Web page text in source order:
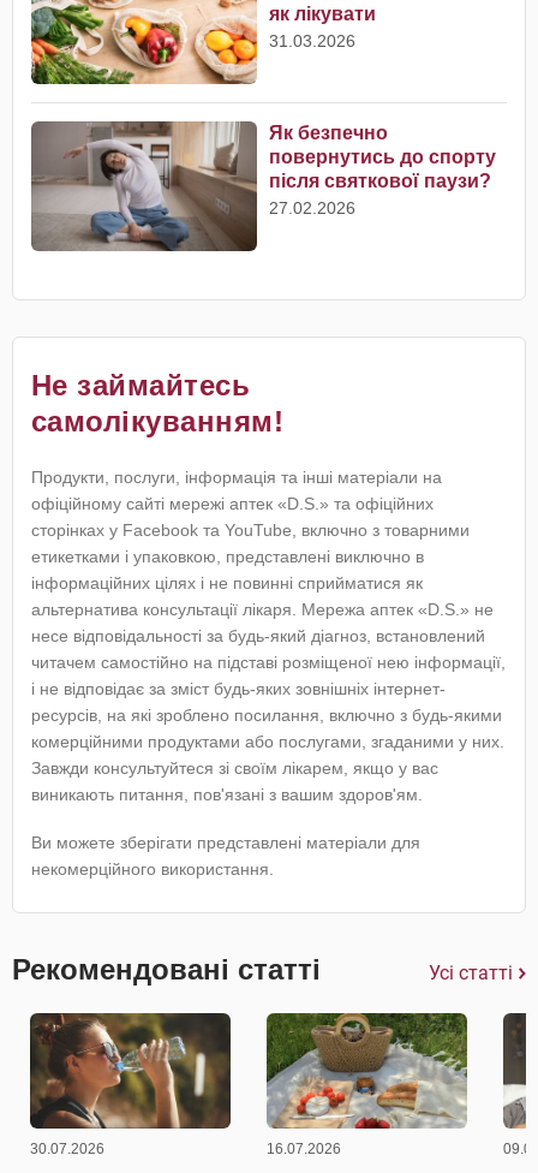
як лікувати
31.03.2026
Як безпечно
повернутись до спорту
після святкової паузи?
27.02.2026
Не займайтесь
самолікуванням!
Продукти, послуги, інформація та інші матеріали на
офіційному сайті мережі аптек «D.S.» та офіційних
сторінках у Facebook та YouTube, включно з товарними
етикетками і упаковкою, представлені виключно в
інформаційних цілях і не повинні сприйматися як
альтернатива консультації лікаря. Мережа аптек «D.S.» не
несе відповідальності за будь-який діагноз, встановлений
читачем самостійно на підставі розміщеної нею інформації,
і не відповідає за зміст будь-яких зовнішніх інтернет-
ресурсів, на які зроблено посилання, включно з будь-якими
комерційними продуктами або послугами, згаданими у них.
Завжди консультуйтеся зі своїм лікарем, якщо у вас
виникають питання, пов'язані з вашим здоров'ям.
Ви можете зберігати представлені матеріали для
некомерційного використання.
Рекомендовані статті Усі статті
30.07.2026 16.07.2026